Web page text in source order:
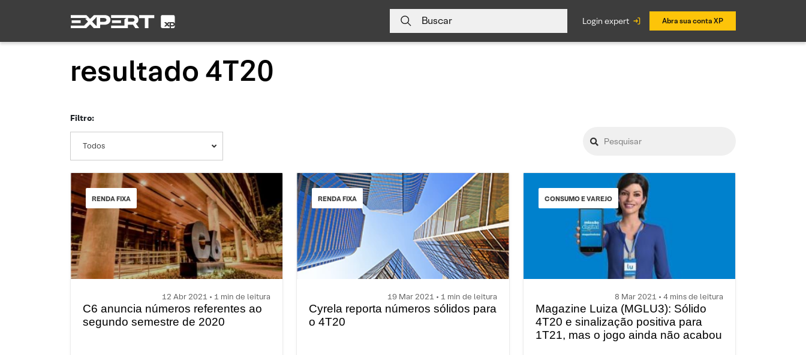
Buscar login expert Abra sua conta XP
resultado 4T20
Filtro:
Todos
RENDA FIXA
12 Abr 2021 • 1 min de leitura
C6 anuncia números referentes ao
segundo semestre de 2020
RENDA FIXA
19 Mar 2021 • 1 min de leitura
Cyrela reporta números sólidos para
o 4T20
CONSUMO E VAREJO
8 Mar 2021 • 4 mins de leitura
Magazine Luiza (MGLU3): Sólido
4T20 e sinalização positiva para
1T21, mas o jogo ainda não acabou